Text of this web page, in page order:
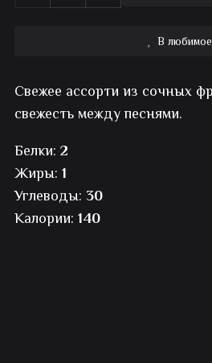
плато
В любимое
Свежее ассорти из сочных
свежесть между песнями.
Белки: 2
Жиры: 1
Углеводы: 30
Калории: 140